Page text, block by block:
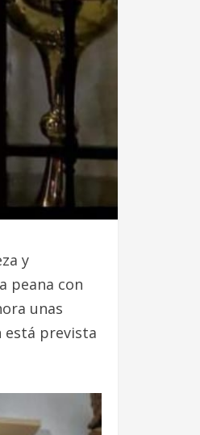
y
peana con
unas
está prevista